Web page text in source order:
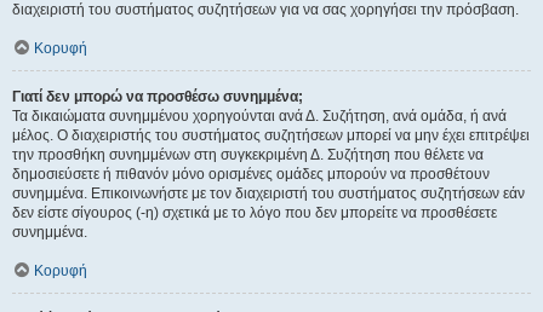
διαχειριστή του συστήματος συζητήσεων για να σας χορηγήσει την πρόσβαση.
Κορυφή
Γιατί δεν μπορώ να προσθέσω συνημμένα;
Τα δικαιώματα συνημμένου χορηγούνται ανά Δ. Συζήτηση, ανά ομάδα, ή ανά
μέλος. Ο διαχειριστής του συστήματος συζητήσεων μπορεί να μην έχει επιτρέψει
την προσθήκη συνημμένων στη συγκεκριμένη Δ. Συζήτηση που θέλετε να
δημοσιεύσετε ή πιθανόν μόνο ορισμένες ομάδες μπορούν να προσθέτουν
συνημμένα. Επικοινωνήστε με τον διαχειριστή του συστήματος συζητήσεων εάν
δεν είστε σίγουρος (-η) σχετικά με το λόγο που δεν μπορείτε να προσθέσετε
συνημμένα.
Κορυφή